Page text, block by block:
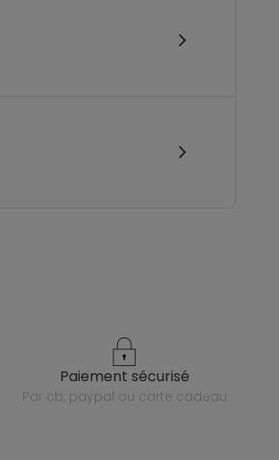
paiement sécurisé
par cb, paypal ou carte cadeau